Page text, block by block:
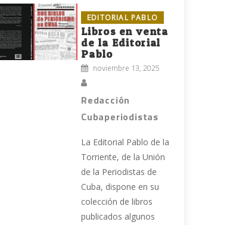
EDITORIAL PABLO
Libros en venta
de la Editorial
Pablo
noviembre 13, 2025
Redacción
Cubaperiodistas
La Editorial Pablo de la
Torriente, de la Unión
de la Periodistas de
Cuba, dispone en su
colección de libros
publicados algunos